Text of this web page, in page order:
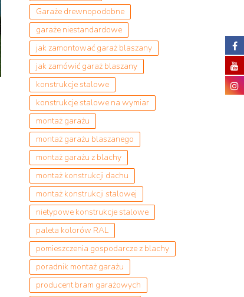
Garaże drewnopodobne
garaże niestandardowe
jak zamontować garaż blaszany
jak zamówić garaż blaszany
konstrukcje stalowe
konstrukcje stalowe na wymiar
montaż garażu
montaż garażu blaszanego
montaż garażu z blachy
montaż konstrukcji dachu
montaż konstrukcji stalowej
nietypowe konstrukcje stalowe
paleta kolorów RAL
pomieszczenia gospodarcze z blachy
poradnik montaż garażu
producent bram garażowych